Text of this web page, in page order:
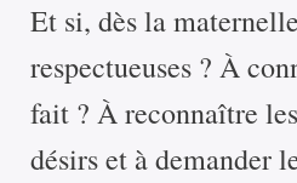
Et si, dès la
respectueuses ? À
fait ? À reconnaître
désirs et à demander